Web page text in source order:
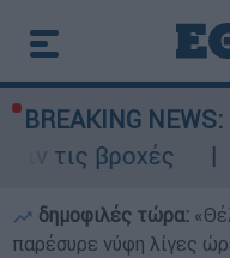
BREAKING NEWS:
δημοφιλές τώρα:
παρέσυρε νύφη λίγες